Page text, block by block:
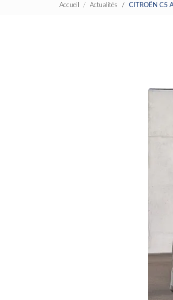
Accueil Actualités CITROËN C5